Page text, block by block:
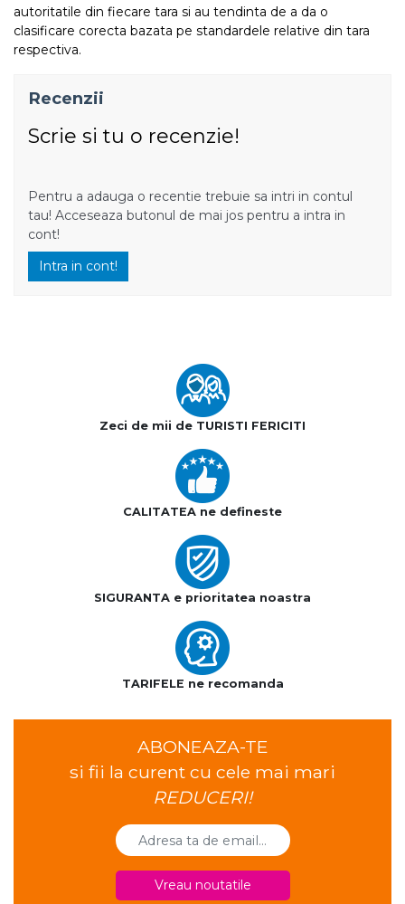
autoritatile din fiecare tara si au tendinta de a da o
clasificare corecta bazata pe standardele relative din tara
respectiva.
Recenzii
Scrie si tu o recenzie!
Pentru a adauga o recentie trebuie sa intri in contul
tau! Acceseaza butonul de mai jos pentru a intra in
cont!
Intra in cont!
Zeci de mii de TURISTI FERICITI
CALITATEA ne defineste
SIGURANTA e prioritatea noastra
TARIFELE ne recomanda
ABONEAZA-TE
si fii la curent cu cele mai mari
REDUCERI!
Vreau noutatile